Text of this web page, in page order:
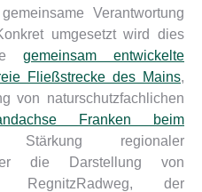
Verantwortung
umgesetzt wird dies
gemeinsam entwickelte
Fließstrecke des Mains,
von naturschutzfachlichen
Franken beim
regionaler
die Darstellung von
RegnitzRadweg, der